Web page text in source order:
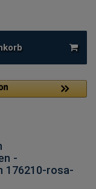
-
176210-rosa-